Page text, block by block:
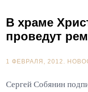
В храме
проведут
1 ФЕВРАЛЯ, 2012.
Сергей Собянин